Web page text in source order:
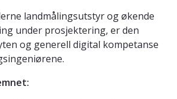
landmålingsutstyr og økende
under prosjektering, er den
og generell digital kompetanse